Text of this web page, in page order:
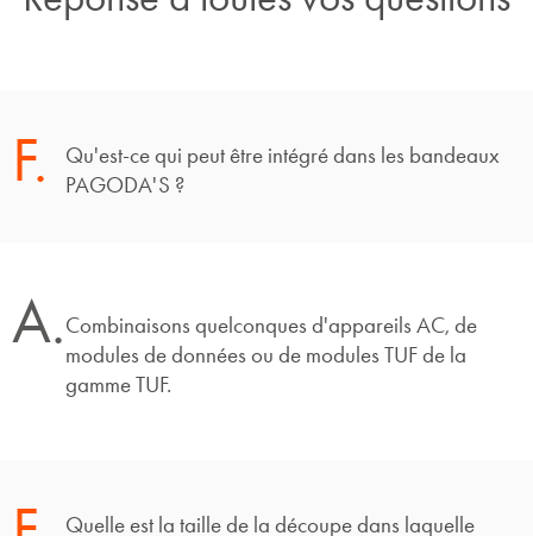
F.
Qu'est-ce qui peut être intégré dans les bandeaux
PAGODA'S ?
A.Combinaisons quelconques d'appareils AC, de
modules de données ou de modules TUF de la
gamme TUF.
Quelle est la taille de la découpe dans laquelle